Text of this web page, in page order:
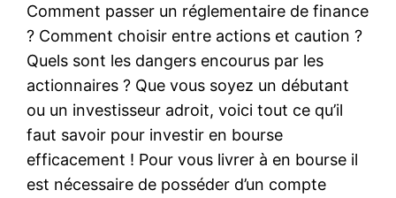
Comment passer un réglementaire de finance
? Comment choisir entre actions et caution ?
Quels sont les dangers encourus par les
actionnaires ? Que vous soyez un débutant
ou un investisseur adroit, voici tout ce qu’il
faut savoir pour investir en bourse
efficacement ! Pour vous livrer à en bourse il
est nécessaire de posséder d’un compte